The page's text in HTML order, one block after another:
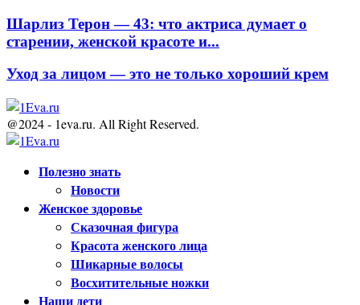
Шарлиз Терон — 43: что актриса думает о
старении, женской красоте и...
Уход за лицом — это не только хороший крем
@2024 - 1eva.ru. All Right Reserved.
Полезно знать
Новости
Женское здоровье
Сказочная фигура
Красота женского лица
Шикарные волосы
Восхитительные ножки
Наши дети